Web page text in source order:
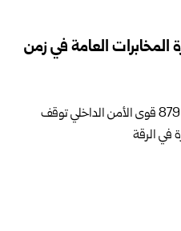
المخابرات العامة في زمن